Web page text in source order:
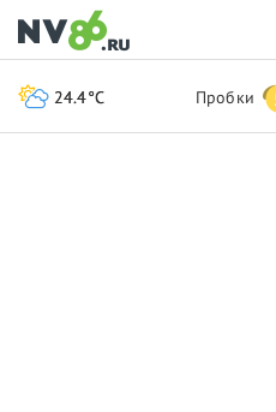
24.4°C Пробки